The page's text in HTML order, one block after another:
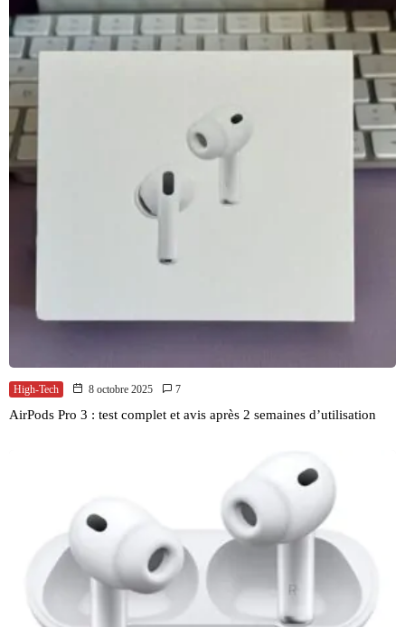
High-Tech 8 octobre 2025 7
AirPods Pro 3 : test complet et avis après 2 semaines d’utilisation